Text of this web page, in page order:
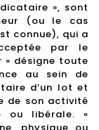
», sont
(ou le cas
connue), qui a
par le
» désigne toute
au sein de
d’un lot et
de son activité
ou libérale. «